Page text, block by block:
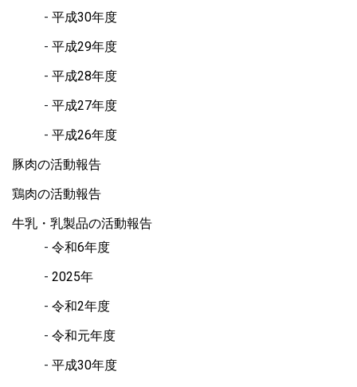
平成30年度
平成29年度
平成28年度
平成27年度
平成26年度
豚肉の活動報告
鶏肉の活動報告
牛乳・乳製品の活動報告
令和6年度
2025年
令和2年度
令和元年度
平成30年度